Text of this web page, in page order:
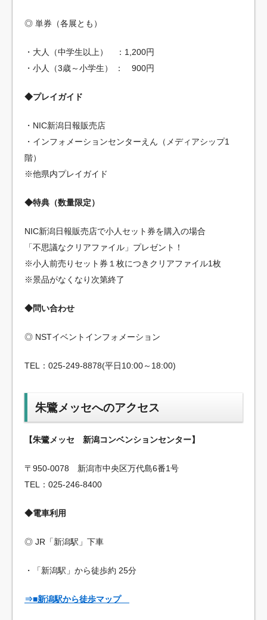
◎ 単券（各展とも）
・大人（中学生以上） ：1,200円
・小人（3歳～小学生） ： 900円
◆プレイガイド
・NIC新潟日報販売店
・インフォメーションセンターえん（メディアシップ1
階）
※他県内プレイガイド
◆特典（数量限定）
NIC新潟日報販売店で小人セット券を購入の場合
「不思議なクリアファイル」プレゼント！
※小人前売りセット券１枚につきクリアファイル1枚
※景品がなくなり次第終了
◆問い合わせ
◎ NSTイベントインフォメーション
TEL：025-249-8878(平日10:00～18:00)
朱鷺メッセへのアクセス
【朱鷺メッセ 新潟コンベンションセンター】
〒950-0078 新潟市中央区万代島6番1号
TEL：025-246-8400
◆電車利用
◎ JR「新潟駅」下車
・「新潟駅」から徒歩約 25分
⇒■新潟駅から徒歩マップ